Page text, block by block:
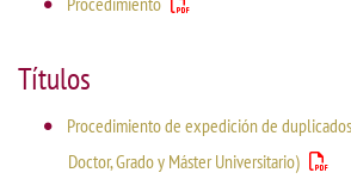
Títulos
Procedimiento de expedición de
Doctor, Grado y Máster Universitario)